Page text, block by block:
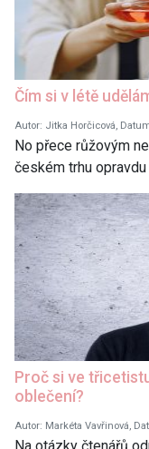
Čím si v létě
Autor: Jitka Horčicová,
No přece růžovým
českém trhu
Proč si ve
oblečení?
Autor: Markéta Vavřinová,